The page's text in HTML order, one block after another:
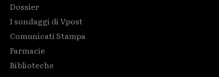
Dossier
I sondaggi di Vpost
Comunicati Stampa
Farmacie
Biblioteche